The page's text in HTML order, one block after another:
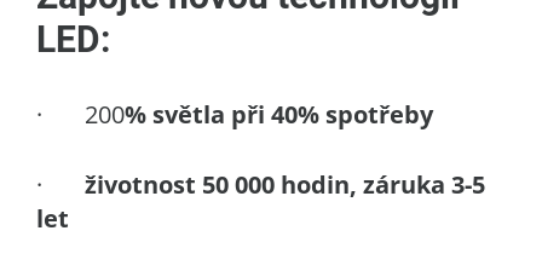
LED:
· 200% světla při 40% spotřeby
· životnost 50 000 hodin, záruka 3-5
let